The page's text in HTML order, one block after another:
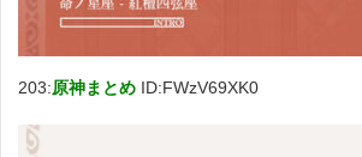
203:原神まとめ ID:FWzV69XK0